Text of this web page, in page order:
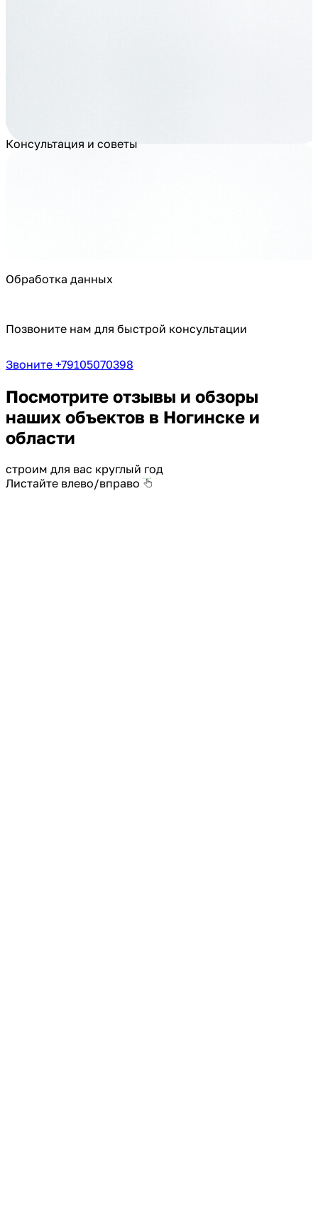
Консультация и советы
Обработка данных
Позвоните нам для быстрой консультации
Звоните +79105070398
Посмотрите отзывы и обзоры
наших объектов в Ногинске и
области
строим для вас круглый год
Листайте влево/вправо